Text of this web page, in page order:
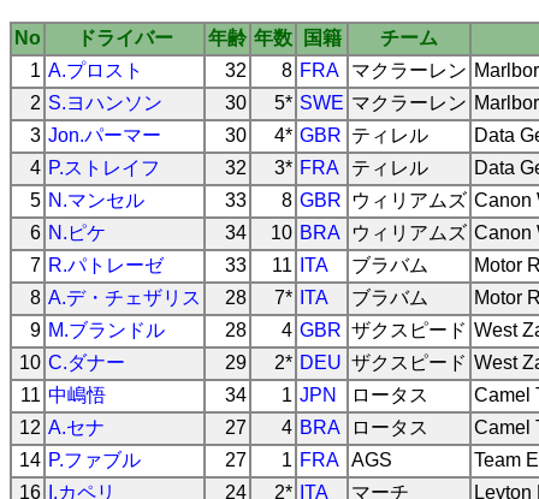
No ドライバー 年齢 年数 国籍
チーム
1 A.プロスト 32 8 FRA マクラーレン
2 S.ヨハンソン 30 5* SWE マクラーレン
3 Jon.パーマー 30 4* GBR ティレル
Data
4 P.ストレイフ 32 3* FRA ティレル
Data
5 N.マンセル 33 8 GBR ウィリアムズ Canon
6 N.ピケ 34 10 BRA ウィリアムズ Canon
7 R.パトレーゼ 33 11 ITA ブラバム
Motor
8 A.デ・チェザリス 28 7* ITA ブラバム
Motor
9 M.ブランドル 28 4 GBR ザクスピード West
10 C.ダナー 29 2* DEU ザクスピード West
11 中嶋悟 34 1 JPN ロータス
Camel
12 A.セナ 27 4 BRA ロータス
Camel
14 P.ファブル 27 1 FRA AGS
Team
16
I.カペリ 24 2* ITA マーチ
Leyton